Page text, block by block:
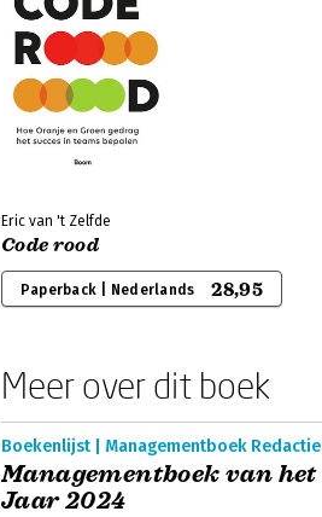
Eric van 't Zelfde
Code rood
Paperback | Nederlands 28,95
Meer over dit boek
Boekenlijst | Managementboek Redactie
Managementboek van het
Jaar 2024